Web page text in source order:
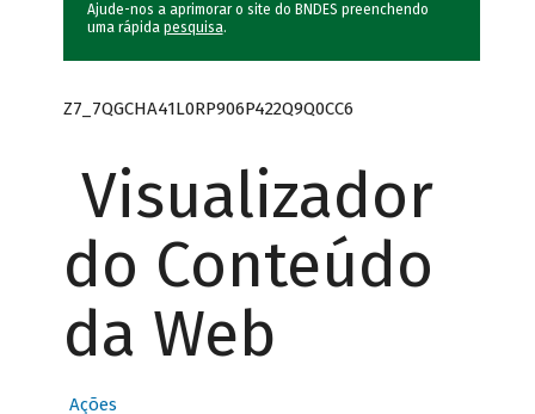
Ajude-nos a aprimorar o site do BNDES preenchendo
uma rápida pesquisa.
Z7_7QGCHA41L0RP906P422Q9Q0CC6
Visualizador
do Conteúdo
da Web
Ações